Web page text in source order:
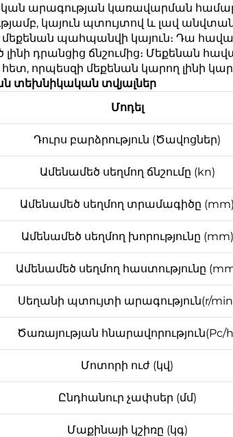
արագության կառավարման
կայուն պտույտով և լավ
մեքենան պահպանվի կայուն։ Դա
դրանցից ճնշումից։ Մեքենան
որպեսզի մեքենան կարող լինի
տեխնիկական տվյալներ
Մոդել
Դուրս բարձրություն (Ծավոցներ)
Ամենամեծ սեղմող ճնշումը (kn)
Ամենամեծ սեղմող տրամագիծը (mm)
Ամենամեծ սեղմող խորությունը (mm)
Ամենամեծ սեղմող հաստությունը
Սեղանի պտույտի արագություն(r/
Ծառայության հնարավորություն(Pc/
Մոտորի ուժ (կվ)
Ընդհանուր չափսեր (մմ)
Մաքինայի կշիռը (կգ)